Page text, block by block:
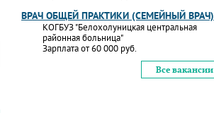
ВРАЧ ОБЩЕЙ ПРАКТИКИ (СЕМЕЙНЫЙ ВРАЧ)
КОГБУЗ "Белохолуницкая центральная
районная больница"
Зарплата от 60 000 руб.
Все вакансии